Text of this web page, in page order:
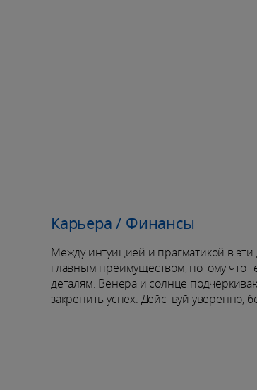
Карьера / Финансы
Между интуицией и прагматикой в эти
главным преимуществом, потому что
деталям. Венера и солнце
закрепить успех. Действуй уверенно,